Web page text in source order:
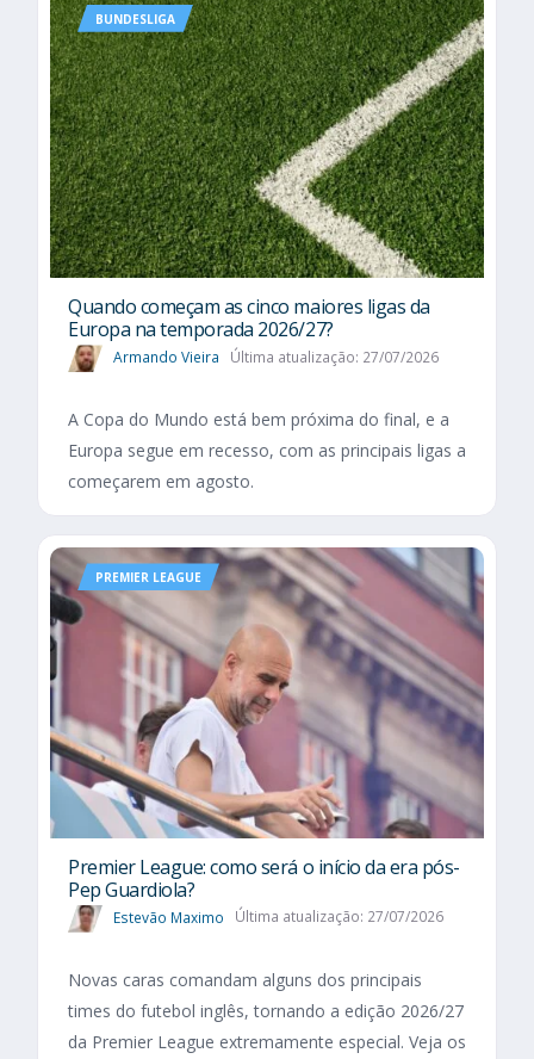
BUNDESLIGA
Quando começam as cinco maiores ligas da
Europa na temporada 2026/27?
Armando Vieira Última atualização: 27/07/2026
A Copa do Mundo está bem próxima do final, e a
Europa segue em recesso, com as principais ligas a
começarem em agosto.
PREMIER LEAGUE
Premier League: como será o início da era pós-
Pep Guardiola?
Estevão Maximo Última atualização: 27/07/2026
Novas caras comandam alguns dos principais
times do futebol inglês, tornando a edição 2026/27
da Premier League extremamente especial. Veja os